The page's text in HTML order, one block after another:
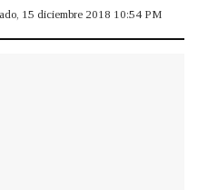
15 diciembre 2018 10:54 PM